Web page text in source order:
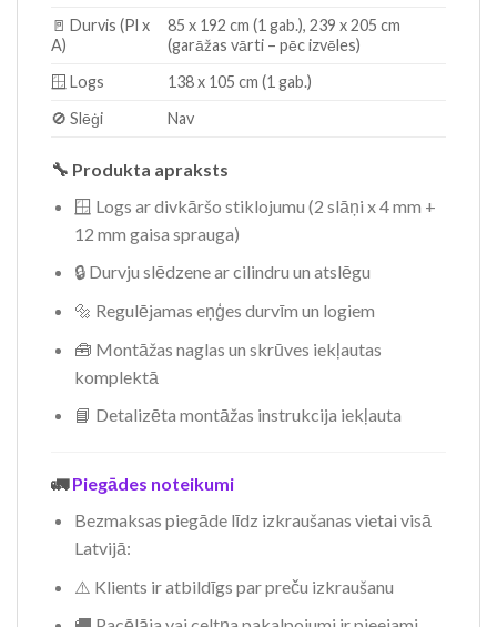
🚪 Durvis (Pl x
A)
85 x 192 cm (1 gab.), 239 x 205 cm
(garāžas vārti – pēc izvēles)
🪟 Logs
138 x 105 cm (1 gab.)
🚫 Slēģi
Nav
🔧 Produkta apraksts
🪟 Logs ar divkāršo stiklojumu (2 slāņi x 4 mm +
12 mm gaisa sprauga)
🔒 Durvju slēdzene ar cilindru un atslēgu
🔩 Regulējamas eņģes durvīm un logiem
🧰 Montāžas naglas un skrūves iekļautas
komplektā
📘 Detalizēta montāžas instrukcija iekļauta
🚛Piegādes noteikumi
Bezmaksas piegāde līdz izkraušanas vietai visā
Latvijā:
⚠️ Klients ir atbildīgs par preču izkraušanu